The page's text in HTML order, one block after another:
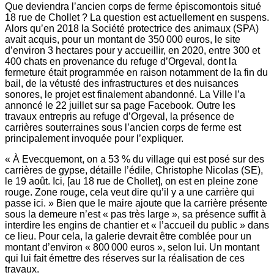
Que deviendra l’ancien corps de ferme épiscomontois situé
18 rue de Chollet ? La question est actuellement en suspens.
Alors qu’en 2018 la Société protectrice des animaux (SPA)
avait acquis, pour un montant de 350 000 euros, le site
d’environ 3 hectares pour y accueillir, en 2020, entre 300 et
400 chats en provenance du refuge d’Orgeval, dont la
fermeture était programmée en raison notamment de la fin du
bail, de la vétusté des infrastructures et des nuisances
sonores, le projet est finalement abandonné. La Ville l’a
annoncé le 22 juillet sur sa page Facebook. Outre les
travaux entrepris au refuge d’Orgeval, la présence de
carrières souterraines sous l’ancien corps de ferme est
principalement invoquée pour l’expliquer.
« À Evecquemont, on a 53 % du village qui est posé sur des
carrières de gypse, détaille l’édile, Christophe Nicolas (SE),
le 19 août. Ici, [au 18 rue de Chollet], on est en pleine zone
rouge. Zone rouge, cela veut dire qu’il y a une carrière qui
passe ici. » Bien que le maire ajoute que la carrière présente
sous la demeure n’est « pas très large », sa présence suffit à
interdire les engins de chantier et « l’accueil du public » dans
ce lieu. Pour cela, la galerie devrait être comblée pour un
montant d’environ « 800 000 euros », selon lui. Un montant
qui lui fait émettre des réserves sur la réalisation de ces
travaux.